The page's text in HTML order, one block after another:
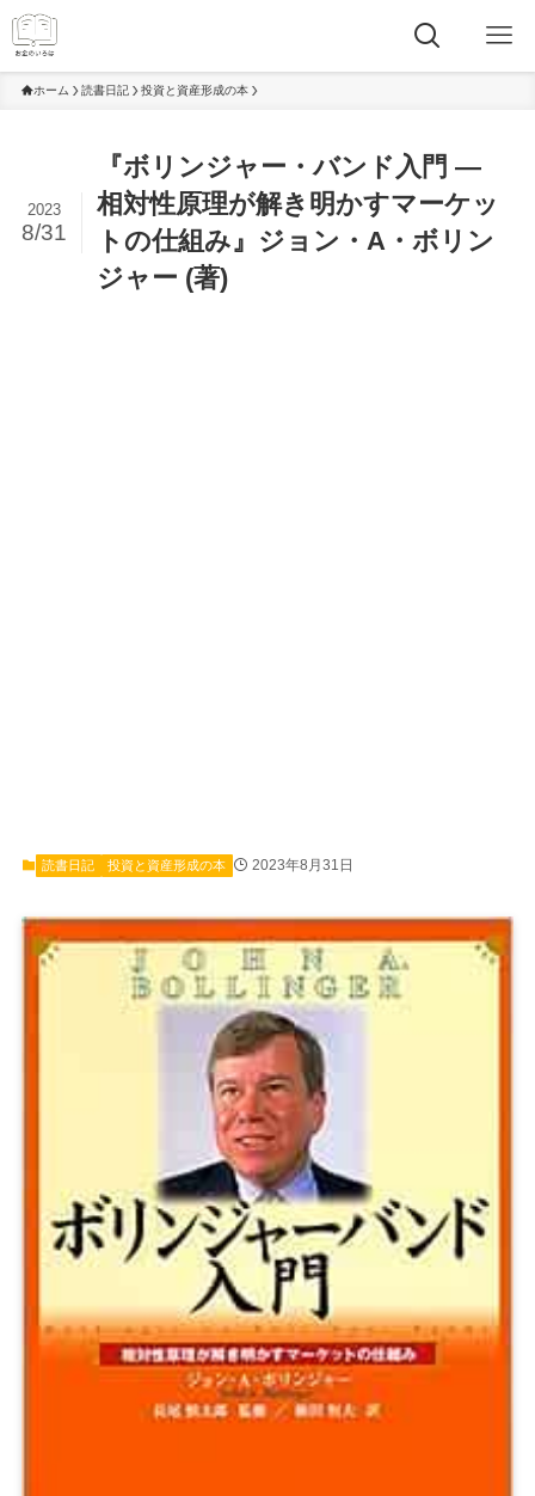
ホーム 読書日記 投資と資産形成の本
『ボリンジャー・バンド入門 ―
相対性原理が解き明かすマーケッ
トの仕組み』ジョン・A・ボリン
ジャー (著)
2023
8/31
読書日記 投資と資産形成の本 2023年8月31日